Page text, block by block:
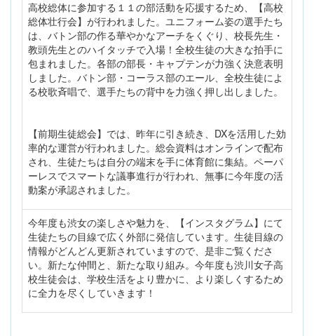
高校総体に参加する１１の部活動を応援するため、【高校
総体壮行会】が行われました。ユニフォーム姿の選手たち
は、バトン部の作る華やかなアーチをくぐり、校長先生・
教頭先生とのハイタッチで入場！全校生徒の大きな拍手に
包まれました。各部の部長・キャプテンが力強く決意表明
しました。バトン部・コーラス部のエール、全校生徒によ
る校歌斉唱で、選手たちの背中を力強く押し出しました。
【前期生徒総会】では、昨年に引き続き、DXを活用した効
率的な運営が行われました。総会資料はオンラインで配布
され、生徒たちは自分の端末を手に体育館に集結。ペーパ
ーレスでスマートな議事進行が行われ、無事に今年度の活
動案が承認されました。
今年度も渋女の楽しさや魅力を、【インスタグラム】にて
生徒たちの目線で広く外部に発信しています。生徒目線の
情報がどんどん更新されていますので、是非ご覧くださ
い。新たな仲間と、新たな取り組み。今年度も渋川女子高
校生徒会は、学校生活をより豊かに、より楽しくするため
に全力を尽くしていきます！